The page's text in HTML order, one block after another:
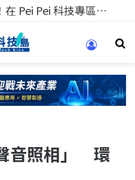
科技專區!
音照相」 環